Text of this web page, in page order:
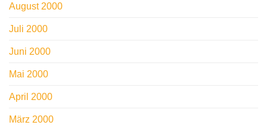
August 2000
Juli 2000
Juni 2000
Mai 2000
April 2000
März 2000